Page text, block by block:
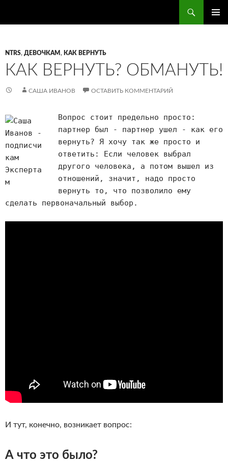
NTRS, ДЕВОЧКАМ , КАК ВЕРНУТЬ
КАК ВЕРНУТЬ? ОБМАНУТЬ!
САША ИВАНОВ ОСТАВИТЬ КОММЕНТАРИЙ
Вопрос стоит предельно просто:
партнер был - партнер ушел - как его
вернуть? Я хочу так же просто и
ответить: Если человек выбрал
другого человека, а потом вышел из
отношений, значит, надо просто
вернуть то, что позволило ему
сделать первоначальный выбор.
И тут, конечно, возникает вопрос:
А что это было?